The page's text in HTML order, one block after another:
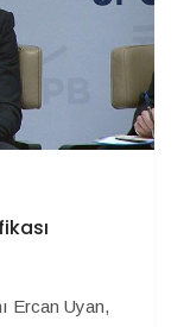
Ercan Uyan,